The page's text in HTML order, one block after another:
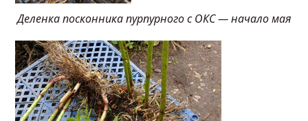
Деленка посконника пурпурного с ОКС — начало мая